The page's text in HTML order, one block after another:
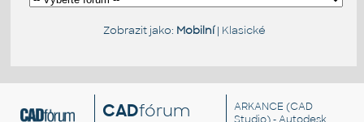
Zobrazit jako: Mobilní| Klasické
CADfórum ARKANCE (CAD
Studio) - Autodesk